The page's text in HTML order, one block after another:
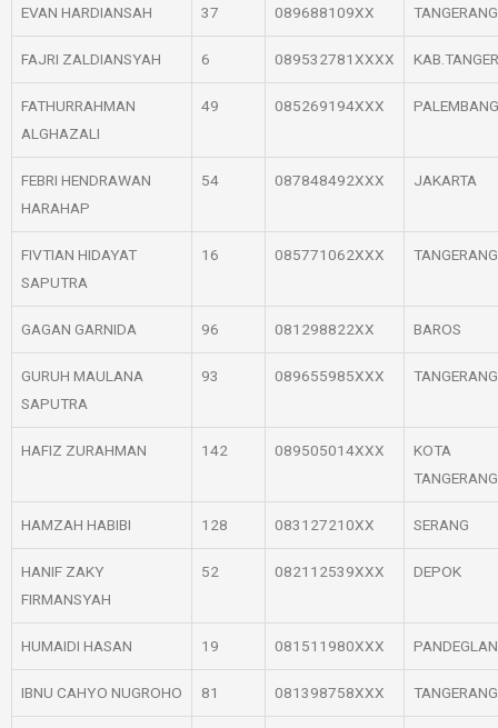
EVAN HARDIANSAH 37 089688109XX TANGERANG
FAJRI ZALDIANSYAH 6 089532781XXXX
FATHURRAHMAN
ALGHAZALI
49 085269194XXX PALEMBANG
FEBRI HENDRAWAN
HARAHAP
54 087848492XXX JAKARTA
FIVTIAN HIDAYAT
SAPUTRA
16 085771062XXX TANGERANG
GAGAN GARNIDA 96 081298822XX BAROS
GURUH MAULANA
SAPUTRA
93 089655985XXX TANGERANG
HAFIZ ZURAHMAN 142 089505014XXX
KOTA
TANGERANG
HAMZAH HABIBI 128 083127210XX SERANG
HANIF ZAKY
FIRMANSYAH
52 082112539XXX DEPOK
HUMAIDI HASAN 19 081511980XXX
IBNU CAHYO NUGROHO 81 081398758XXX TANGERANG